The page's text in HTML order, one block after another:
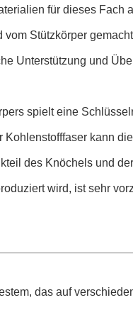
für dieses Fach
Stützkörper
Unterstützung und
spielt eine
kann
des Knöchels und
wird, ist sehr
das auf